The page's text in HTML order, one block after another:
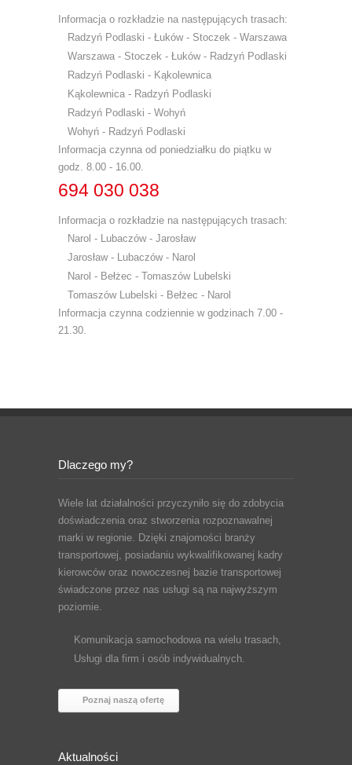
Informacja o rozkładzie na następujących trasach:
Radzyń Podlaski - Łuków - Stoczek - Warszawa
Warszawa - Stoczek - Łuków - Radzyń Podlaski
Radzyń Podlaski - Kąkolewnica
Kąkolewnica - Radzyń Podlaski
Radzyń Podlaski - Wohyń
Wohyń - Radzyń Podlaski
Informacja czynna od poniedziałku do piątku w
godz. 8.00 - 16.00.
694 030 038
Informacja o rozkładzie na następujących trasach:
Narol - Lubaczów - Jarosław
Jarosław - Lubaczów - Narol
Narol - Bełżec - Tomaszów Lubelski
Tomaszów Lubelski - Bełżec - Narol
Informacja czynna codziennie w godzinach 7.00 -
21.30.
Dlaczego my?
Wiele lat działalności przyczyniło się do zdobycia
doświadczenia oraz stworzenia rozpoznawalnej
marki w regionie. Dzięki znajomości branży
transportowej, posiadaniu wykwalifikowanej kadry
kierowców oraz nowoczesnej bazie transportowej
świadczone przez nas usługi są na najwyższym
poziomie.
Komunikacja samochodowa na wielu trasach,
Usługi dla firm i osób indywidualnych.
Poznaj naszą ofertę
Aktualności